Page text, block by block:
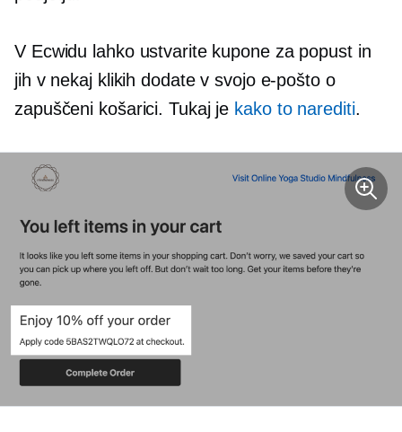
V Ecwidu lahko ustvarite kupone za popust in
jih v nekaj klikih dodate v svojo e-pošto o
zapuščeni košarici. Tukaj je kako to narediti.